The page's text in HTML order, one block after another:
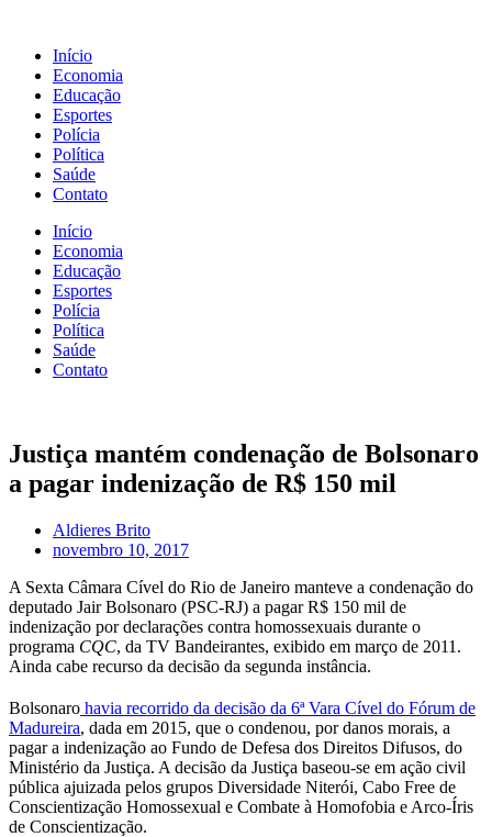
Início
Economia
Educação
Esportes
Polícia
Política
Saúde
Contato
Início
Economia
Educação
Esportes
Polícia
Política
Saúde
Contato
Justiça mantém condenação de Bolsonaro
a pagar indenização de R$ 150 mil
Aldieres Brito
novembro 10, 2017
A Sexta Câmara Cível do Rio de Janeiro manteve a condenação do
deputado Jair Bolsonaro (PSC-RJ) a pagar R$ 150 mil de
indenização por declarações contra homossexuais durante o
programa CQC, da TV Bandeirantes, exibido em março de 2011.
Ainda cabe recurso da decisão da segunda instância.
Bolsonaro havia recorrido da decisão da 6ª Vara Cível do Fórum de
Madureira, dada em 2015, que o condenou, por danos morais, a
pagar a indenização ao Fundo de Defesa dos Direitos Difusos, do
Ministério da Justiça. A decisão da Justiça baseou-se em ação civil
pública ajuizada pelos grupos Diversidade Niterói, Cabo Free de
Conscientização Homossexual e Combate à Homofobia e Arco-Íris
de Conscientização.